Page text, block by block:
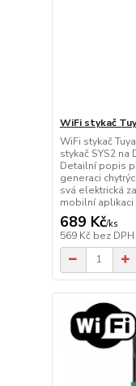
WiFi stykač
WiFi stykač
stykač SYS2 na
Detailní popis
generaci
svá elektrická
mobilní aplikaci
689 Kč/ks
569 Kč bez DPH